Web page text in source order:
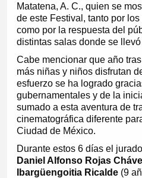
Matatena, A. C., quien se
de este Festival, tanto por
como por la respuesta del
distintas salas donde se
Cabe mencionar que año
más niñas y niños disfrutan
esfuerzo se ha logrado
gubernamentales y de la
sumado a esta aventura de
cinematográfica diferente
Ciudad de México.
Durante estos 6 días el
Daniel Alfonso Rojas
Ibargüengoitia Ricalde(9